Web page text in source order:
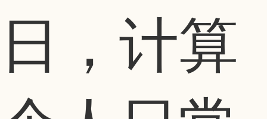
日，计算